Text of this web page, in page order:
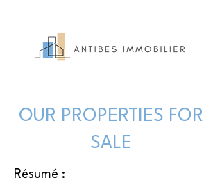
OUR PROPERTIES FOR
SALE
Résumé :